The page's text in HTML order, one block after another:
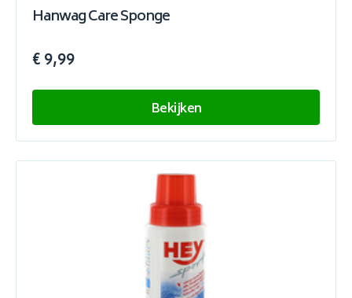
Hanwag Care Sponge
€ 9,99
Bekijken